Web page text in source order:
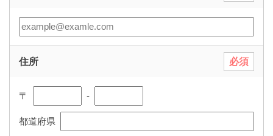
住所 必須
〒 ‐
都道府県